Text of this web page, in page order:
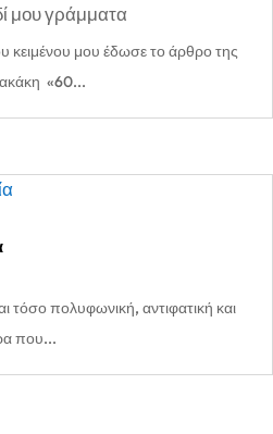
μου γράμματα
μου έδωσε το άρθρο της
«60...
τόσο πολυφωνική, αντιφατική και
που...